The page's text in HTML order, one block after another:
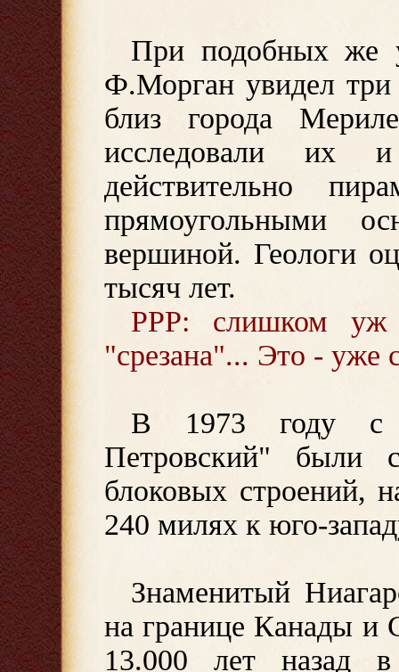
При подобных же
Ф.Морган увидел
близ города
исследовали их
действительно
прямоугольными
вершиной. Геологи
тысяч лет.
PPP: слишком уж
"срезана"... Это - уже
В 1973 году с
Петровский" были
блоковых строений,
240 милях к юго-
Знаменитый
на границе Канады и
13.000 лет назад в